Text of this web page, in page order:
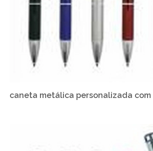
caneta metálica personalizada